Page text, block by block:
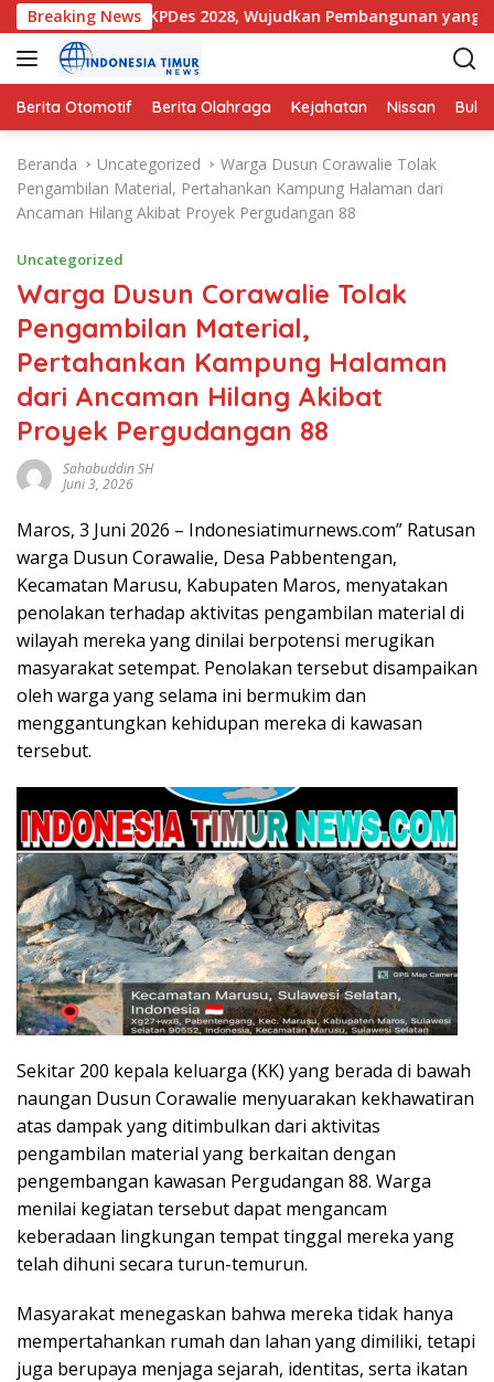
a
g
u
Breaking News
dan DU-RKPDes 2028, Wujudkan Pembangunan yang
Berita Otomotif Berita Olahraga Kejahatan Nissan
Beranda Uncategorized
Warga Dusun Corawalie Tolak
Pengambilan Material, Pertahankan Kampung Halaman dari
Ancaman Hilang Akibat Proyek Pergudangan 88
Uncategorized
Warga Dusun Corawalie Tolak
Pengambilan Material,
Pertahankan Kampung Halaman
dari Ancaman Hilang Akibat
Proyek Pergudangan 88
Sahabuddin SH
Juni 3, 2026
Maros, 3 Juni 2026 – Indonesiatimurnews.com” Ratusan
warga Dusun Corawalie, Desa Pabbentengan,
Kecamatan Marusu, Kabupaten Maros, menyatakan
penolakan terhadap aktivitas pengambilan material di
wilayah mereka yang dinilai berpotensi merugikan
masyarakat setempat. Penolakan tersebut disampaikan
oleh warga yang selama ini bermukim dan
menggantungkan kehidupan mereka di kawasan
tersebut.
Sekitar 200 kepala keluarga (KK) yang berada di bawah
naungan Dusun Corawalie menyuarakan kekhawatiran
atas dampak yang ditimbulkan dari aktivitas
pengambilan material yang berkaitan dengan
pengembangan kawasan Pergudangan 88. Warga
menilai kegiatan tersebut dapat mengancam
keberadaan lingkungan tempat tinggal mereka yang
telah dihuni secara turun-temurun.
Masyarakat menegaskan bahwa mereka tidak hanya
mempertahankan rumah dan lahan yang dimiliki, tetapi
juga berupaya menjaga sejarah, identitas, serta ikatan